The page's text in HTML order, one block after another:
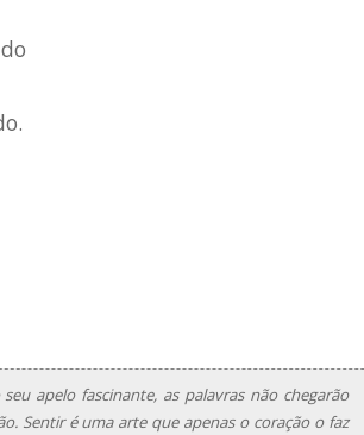
apelo fascinante, as palavras não chegarão
Sentir é uma arte que apenas o coração o faz